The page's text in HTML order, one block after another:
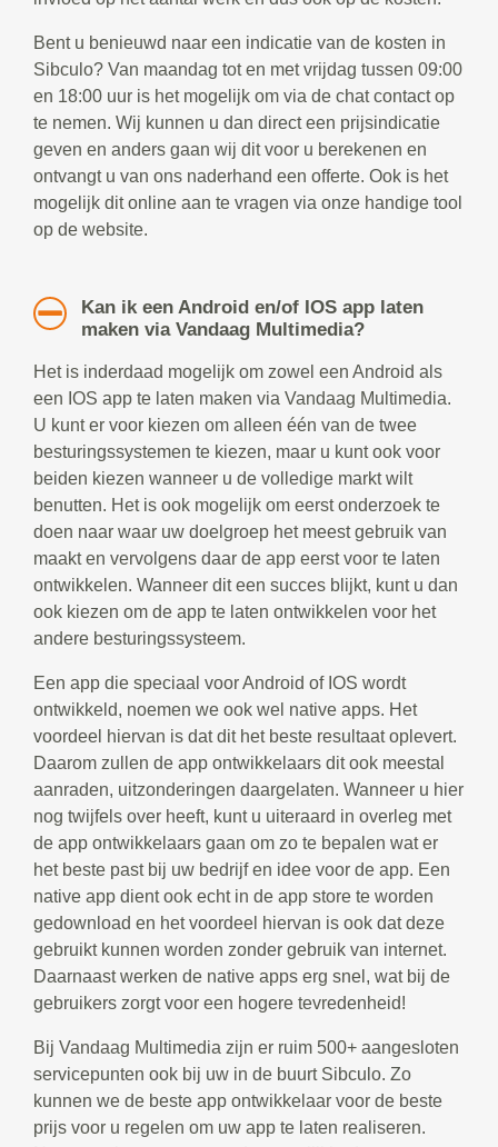
Bent u benieuwd naar een indicatie van de kosten in
Sibculo? Van maandag tot en met vrijdag tussen 09:00
en 18:00 uur is het mogelijk om via de chat contact op
te nemen. Wij kunnen u dan direct een prijsindicatie
geven en anders gaan wij dit voor u berekenen en
ontvangt u van ons naderhand een offerte. Ook is het
mogelijk dit online aan te vragen via onze handige tool
op de website.
Kan ik een Android en/of IOS app laten
maken via Vandaag Multimedia?
Het is inderdaad mogelijk om zowel een Android als
een IOS app te laten maken via Vandaag Multimedia.
U kunt er voor kiezen om alleen één van de twee
besturingssystemen te kiezen, maar u kunt ook voor
beiden kiezen wanneer u de volledige markt wilt
benutten. Het is ook mogelijk om eerst onderzoek te
doen naar waar uw doelgroep het meest gebruik van
maakt en vervolgens daar de app eerst voor te laten
ontwikkelen. Wanneer dit een succes blijkt, kunt u dan
ook kiezen om de app te laten ontwikkelen voor het
andere besturingssysteem.
Een app die speciaal voor Android of IOS wordt
ontwikkeld, noemen we ook wel native apps. Het
voordeel hiervan is dat dit het beste resultaat oplevert.
Daarom zullen de app ontwikkelaars dit ook meestal
aanraden, uitzonderingen daargelaten. Wanneer u hier
nog twijfels over heeft, kunt u uiteraard in overleg met
de app ontwikkelaars gaan om zo te bepalen wat er
het beste past bij uw bedrijf en idee voor de app. Een
native app dient ook echt in de app store te worden
gedownload en het voordeel hiervan is ook dat deze
gebruikt kunnen worden zonder gebruik van internet.
Daarnaast werken de native apps erg snel, wat bij de
gebruikers zorgt voor een hogere tevredenheid!
Bij Vandaag Multimedia zijn er ruim 500+ aangesloten
servicepunten ook bij uw in de buurt Sibculo. Zo
kunnen we de beste app ontwikkelaar voor de beste
prijs voor u regelen om uw app te laten realiseren.